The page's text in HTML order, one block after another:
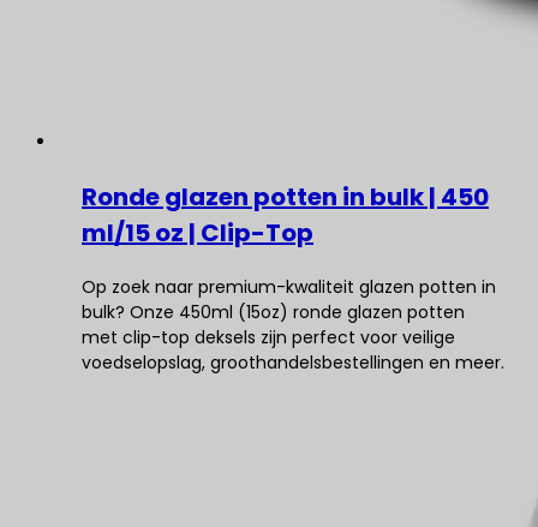
Ronde glazen potten in bulk | 450
ml/15 oz | Clip-Top
Op zoek naar premium-kwaliteit glazen potten in
bulk? Onze 450ml (15oz) ronde glazen potten
met clip-top deksels zijn perfect voor veilige
voedselopslag, groothandelsbestellingen en meer.